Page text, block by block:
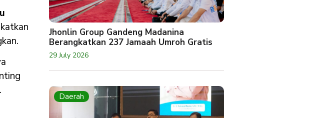
Jhonlin Group Gandeng Madanina
Berangkatkan 237 Jamaah Umroh Gratis
29 July 2026
Daerah